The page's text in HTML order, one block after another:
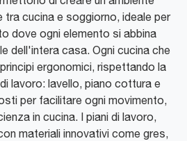
cucina e soggiorno, ideale per
dove ogni elemento si abbina
dell'intera casa. Ogni cucina che
ergonomici, rispettando la
lavoro: lavello, piano cottura e
per facilitare ogni movimento,
in cucina. I piani di lavoro,
materiali innovativi come gres,